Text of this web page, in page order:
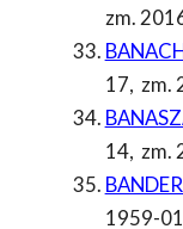
zm.
17, zm.
14, zm.
1959-